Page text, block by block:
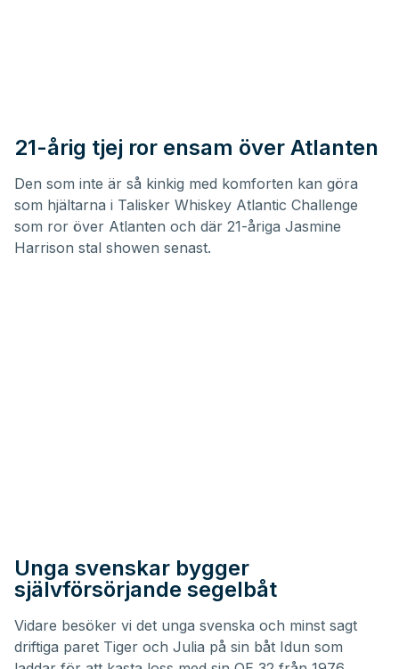
21-årig tjej ror ensam över Atlanten
Den som inte är så kinkig med komforten kan göra
som hjältarna i Talisker Whiskey Atlantic Challenge
som ror över Atlanten och där 21-åriga Jasmine
Harrison stal showen senast.
Unga svenskar bygger
självförsörjande segelbåt
Vidare besöker vi det unga svenska och minst sagt
driftiga paret Tiger och Julia på sin båt Idun som